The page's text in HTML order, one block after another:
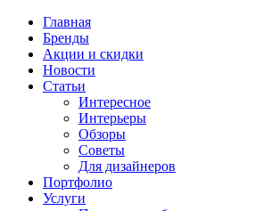
Главная
Бренды
Акции и скидки
Новости
Статьи
Интересное
Интерьеры
Обзоры
Советы
Для дизайнеров
Портфолио
Услуги